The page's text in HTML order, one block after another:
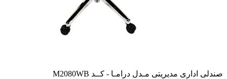
صندلی اداری مدیریتی مـدل درامـا - کــد M2080WB